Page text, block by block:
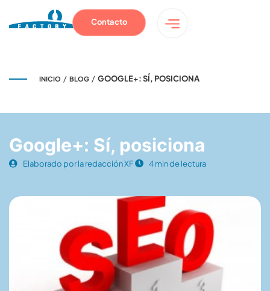
Contacto
INICIO / BLOG / GOOGLE+: SÍ, POSICIONA
Google+: Sí, posiciona
Elaborado por la redacción XF 4 min de lectura